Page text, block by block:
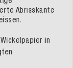
Abrisskante
in